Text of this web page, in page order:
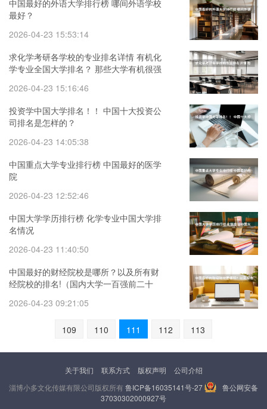
中国最好的外语大学排行榜 哪间外语学校
最好？
2026-04-23 15:53:14
求化学考研各学校的专业排名详情 有机化
学专业全国大学排名？ 那些大学有机很强
2026-04-23 15:16:46
投资学中国大学排名！！ 中国十大投资公
司排名是怎样的？
2026-04-23 14:05:38
中国重点大学专业排行榜 中国最好的医学
院
2026-04-23 12:52:46
中国大学学历排行榜 化学专业中国大学排
名情况
2026-04-23 11:40:50
中国最好的财经院校是哪所？以及所有财
经院校的排名!（国内大学一百强前二十
2026-04-23 09:21:05
109 110 111 112 113
关于我们 联系方式 版权声明
公司介绍
淄博小多文化传媒有限公司版权所有鲁ICP备16035141号-27
鲁公网安备
37030302000927号